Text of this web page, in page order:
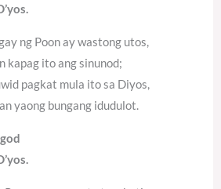
ng Poon ay wastong utos,
kapag ito ang sinunod;
pagkat mula ito sa Diyos,
yaong bungang idudulot.